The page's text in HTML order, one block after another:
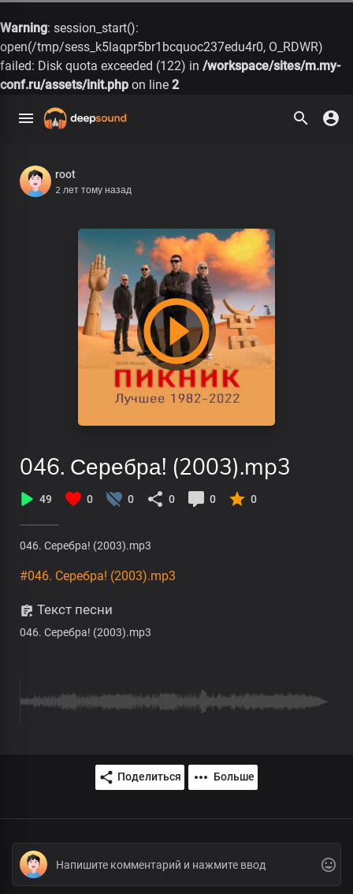
Warning: session_start():
open(/tmp/sess_k5laqpr5br1bcquoc237edu4r0, O_RDWR)
failed: Disk quota exceeded (122) in /workspace/sites/m.my-
conf.ru/assets/init.php on line 2
root
2 лет тому назад
046. Серебра! (2003).mp3
49 0 0 0 0 0
046. Серебра! (2003).mp3
#046. Серебра! (2003).mp3
Текст песни
046. Серебра! (2003).mp3
Поделиться Больше